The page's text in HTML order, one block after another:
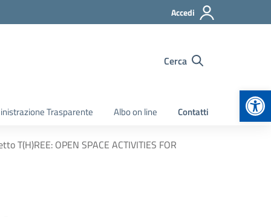
Accedi
Cerca
Trasparente Albo on line Contatti
T(H)REE: OPEN SPACE ACTIVITIES FOR